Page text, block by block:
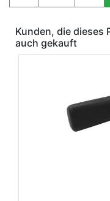
Kunden, die dieses
auch gekauft